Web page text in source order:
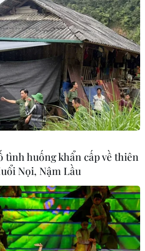
tình huống khẩn cấp về thiên
Nọi, Nậm Lầu